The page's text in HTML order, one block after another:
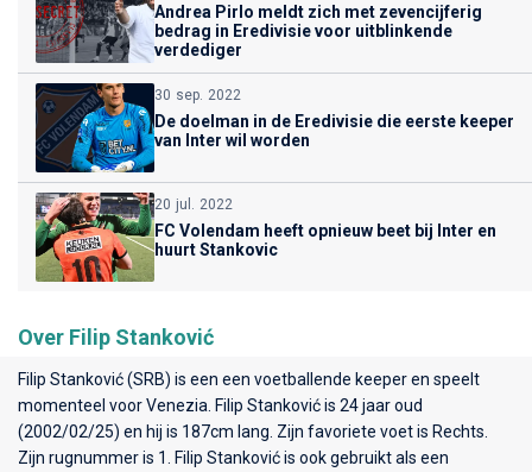
Andrea Pirlo meldt zich met zevencijferig
bedrag in Eredivisie voor uitblinkende
verdediger
30 sep. 2022
De doelman in de Eredivisie die eerste keeper
van Inter wil worden
20 jul. 2022
FC Volendam heeft opnieuw beet bij Inter en
huurt Stankovic
Over Filip Stanković
Filip Stanković (SRB) is een een voetballende keeper en speelt
momenteel voorVenezia . Filip Stanković is 24 jaar oud
(2002/02/25) en hij is 187cm lang. Zijn favoriete voet is Rechts.
Zijn rugnummer is 1. Filip Stanković is ook gebruikt als een